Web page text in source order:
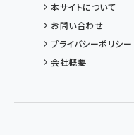
本サイトについて
お問い合わせ
プライバシーポリシー
会社概要